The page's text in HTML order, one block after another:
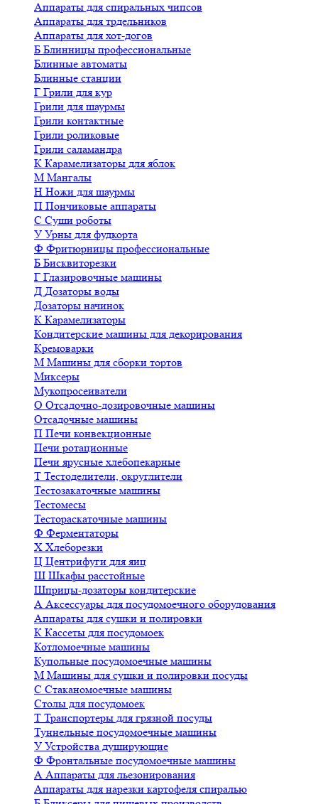
Аппараты для спиральных чипсов
Аппараты для трдельников
Аппараты для хот-догов
Б Блинницы профессиональные
Блинные автоматы
Блинные станции
Г Грили для кур
Грили для шаурмы
Грили контактные
Грили роликовые
Грили саламандра
К Карамелизаторы для яблок
М Мангалы
Н Ножи для шаурмы
П Пончиковые аппараты
С Суши роботы
У Урны для фудкорта
Ф Фритюрницы профессиональные
Б Бисквиторезки
Г Глазировочные машины
Д Дозаторы воды
Дозаторы начинок
К Карамелизаторы
Кондитерские машины для декорирования
Кремоварки
М Машины для сборки тортов
Миксеры
Мукопросеиватели
О Отсадочно-дозировочные машины
Отсадочные машины
П Печи конвекционные
Печи ротационные
Печи ярусные хлебопекарные
Т Тестоделители, округлители
Тестозакаточные машины
Тестомесы
Тестораскаточные машины
Ф Ферментаторы
Х Хлеборезки
Ц Центрифуги для яиц
Ш Шкафы расстойные
Шприцы-дозаторы кондитерские
А Аксессуары для посудомоечного оборудования
Аппараты для сушки и полировки
К Кассеты для посудомоек
Котломоечные машины
Купольные посудомоечные машины
М Машины для сушки и полировки посуды
С Стаканомоечные машины
Столы для посудомоек
Т Транспортеры для грязной посуды
Туннельные посудомоечные машины
У Устройства душирующие
Ф Фронтальные посудомоечные машины
А Аппараты для льезонирования
Аппараты для нарезки картофеля спиралью